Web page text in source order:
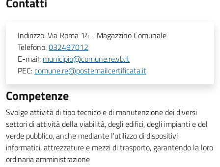
Indirizzo:Via Roma 14 - Magazzino Comunale
Telefono:032497012
E-mail: municipio@comune.re.vb.it
PEC:comune.re@postemailcertificata.it
Competenze
Svolge attività di tipo tecnico e di manutenzione dei diversi
settori di attività della viabilità, degli edifici, degli impianti e del
verde pubblico, anche mediante l'utilizzo di dispositivi
informatici, attrezzature e mezzi di trasporto, garantendo la loro
ordinaria amministrazione